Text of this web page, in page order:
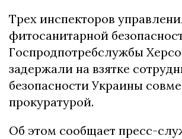
Трех инспекторов
фитосанитарной
Госпродпотребслужбы
задержали на взятке
безопасности Украины
прокуратурой.
Об этом сообщает пресс-